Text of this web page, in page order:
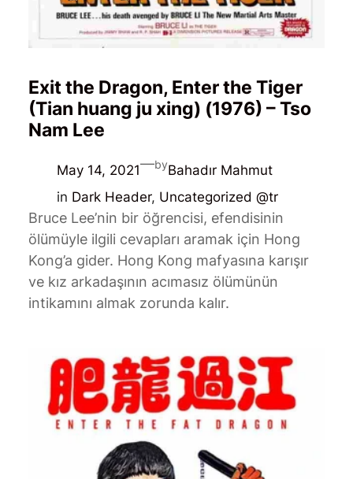
Exit the Dragon, Enter the Tiger
(Tian huang ju xing) (1976) – Tso
Nam Lee
May 14, 2021—byBahadır Mahmut
in Dark Header, Uncategorized @tr
Bruce Lee’nin bir öğrencisi, efendisinin
ölümüyle ilgili cevapları aramak için Hong
Kong’a gider. Hong Kong mafyasına karışır
ve kız arkadaşının acımasız ölümünün
intikamını almak zorunda kalır.